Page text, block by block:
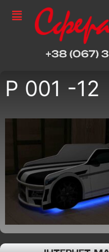
P 001 -12